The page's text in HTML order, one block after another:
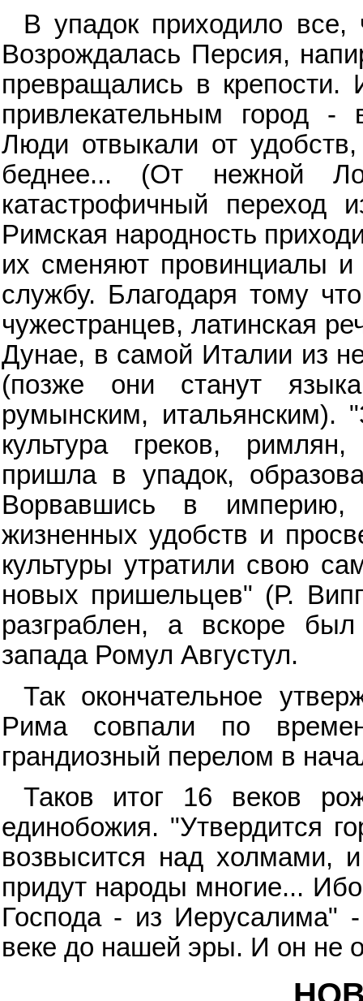
В упадок приходило
Возрождалась Персия,
превращались в крепости.
привлекательным город -
Люди отвыкали от
беднее... (От нежной
катастрофичный переход
Римская народность
их сменяют провинциалы
службу. Благодаря тому
чужестранцев, латинская
Дунае, в самой Италии из
(позже они станут
румынским, итальянским).
культура греков,
пришла в упадок,
Ворвавшись в империю,
жизненных удобств и
культуры утратили свою
новых пришельцев" (Р.
разграблен, а вскоре
запада Ромул Августул.
Так окончательное
Рима совпали по
грандиозный перелом в
Таков итог 16 веков
единобожия. "Утвердится
возвысится над холмами,
придут народы многие...
Господа - из Иерусалима"
веке до нашей эры. И он не